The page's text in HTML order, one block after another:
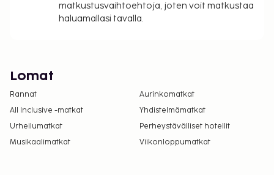
matkustusvaihtoehtoja, joten voit matkustaa
haluamallasi tavalla.
Lomat
Rannat
Aurinkomatkat
All Inclusive -matkat
Yhdistelmämatkat
Urheilumatkat
Perheystävälliset hotellit
Musikaalimatkat
Viikonloppumatkat